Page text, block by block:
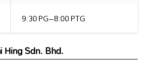
9:30 PG–8:00 PTG
Hing Sdn. Bhd.